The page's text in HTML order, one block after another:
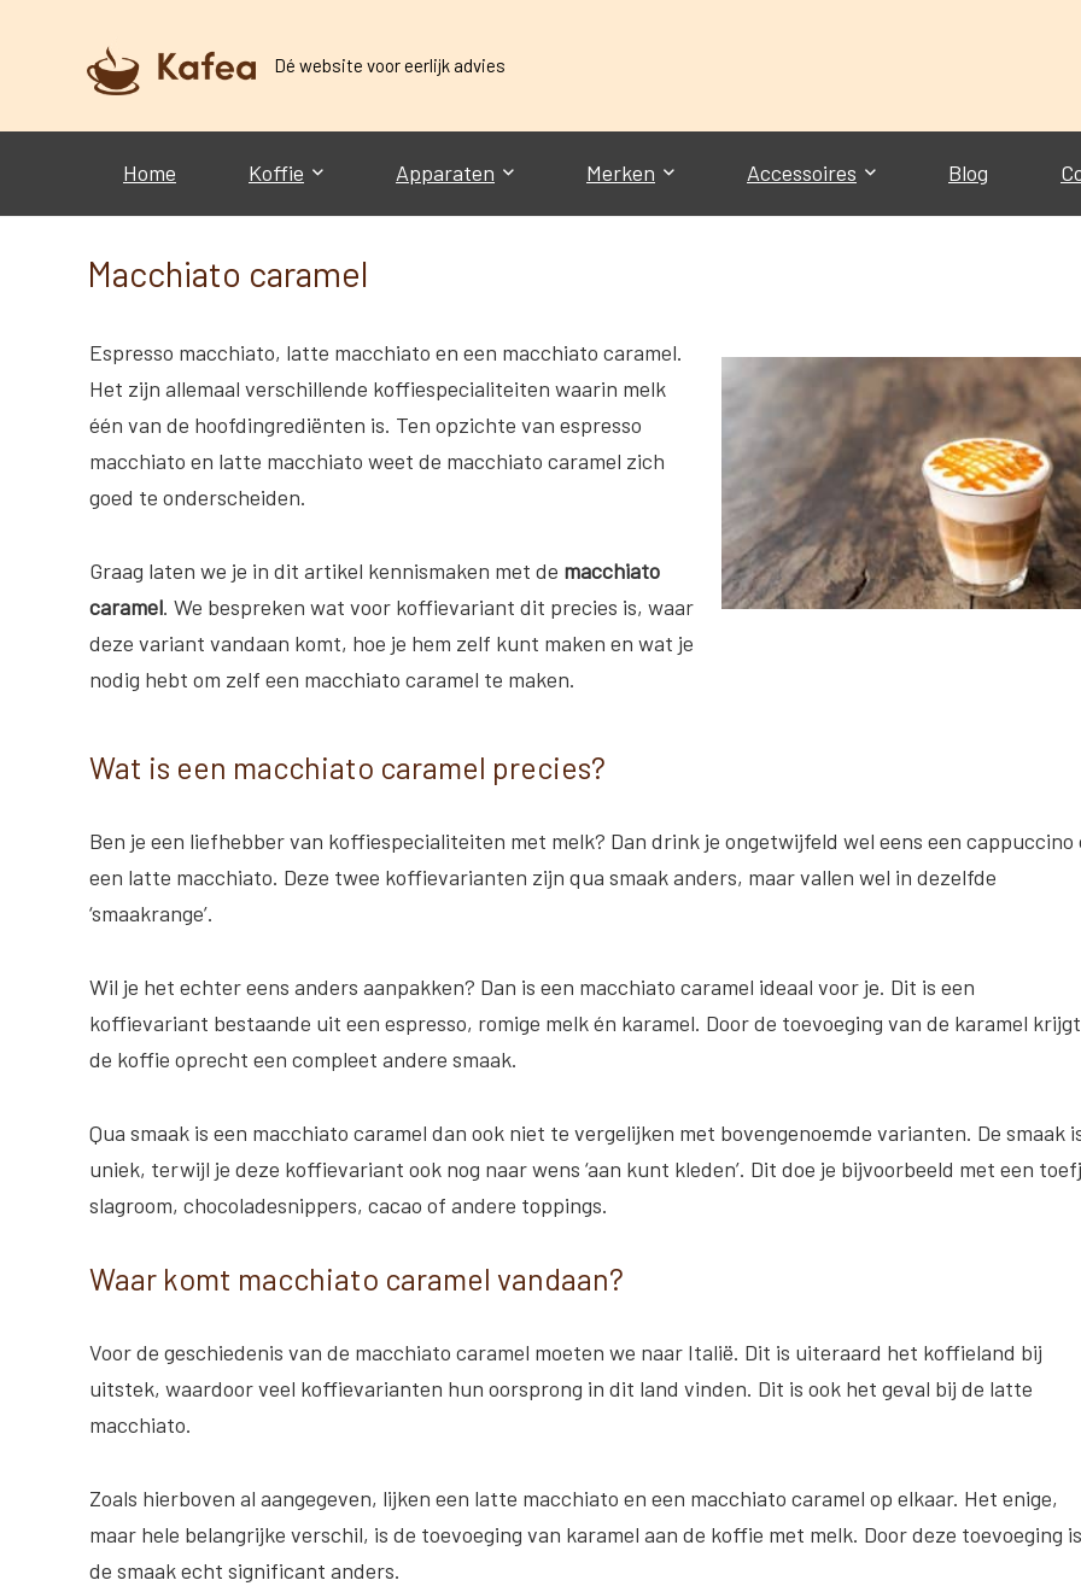
Dé website voor eerlijk advies
Home Koffie Apparaten Merken Accessoires Blog
Macchiato caramel
Espresso macchiato, latte macchiato en een macchiato caramel.
Het zijn allemaal verschillende koffiespecialiteiten waarin melk
één van de hoofdingrediënten is. Ten opzichte van espresso
macchiato en latte macchiato weet de macchiato caramel zich
goed te onderscheiden.
Graag laten we je in dit artikel kennismaken met de macchiato
caramel. We bespreken wat voor koffievariant dit precies is, waar
deze variant vandaan komt, hoe je hem zelf kunt maken en wat je
nodig hebt om zelf een macchiato caramel te maken.
Wat is een macchiato caramel precies?
Ben je een liefhebber van koffiespecialiteiten met melk? Dan drink je ongetwijfeld wel eens een cappuccino
een latte macchiato. Deze twee koffievarianten zijn qua smaak anders, maar vallen wel in dezelfde
‘smaakrange’.
Wil je het echter eens anders aanpakken? Dan is een macchiato caramel ideaal voor je. Dit is een
koffievariant bestaande uit een espresso, romige melk én karamel. Door de toevoeging van de karamel krijgt
de koffie oprecht een compleet andere smaak.
Qua smaak is een macchiato caramel dan ook niet te vergelijken met bovengenoemde varianten. De smaak
uniek, terwijl je deze koffievariant ook nog naar wens ‘aan kunt kleden’. Dit doe je bijvoorbeeld met een
slagroom, chocoladesnippers, cacao of andere toppings.
Waar komt macchiato caramel vandaan?
Voor de geschiedenis van de macchiato caramel moeten we naar Italië. Dit is uiteraard het koffieland bij
uitstek, waardoor veel koffievarianten hun oorsprong in dit land vinden. Dit is ook het geval bij de latte
macchiato.
Zoals hierboven al aangegeven, lijken een latte macchiato en een macchiato caramel op elkaar. Het enige,
maar hele belangrijke verschil, is de toevoeging van karamel aan de koffie met melk. Door deze toevoeging is
de smaak echt significant anders.